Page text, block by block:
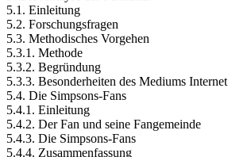
5.1. Einleitung
5.2. Forschungsfragen
5.3. Methodisches Vorgehen
5.3.1. Methode
5.3.2. Begründung
5.3.3. Besonderheiten des Mediums Internet
5.4. Die Simpsons-Fans
5.4.1. Einleitung
5.4.2. Der Fan und seine Fangemeinde
5.4.3. Die Simpsons-Fans
5.4.4. Zusammenfassung